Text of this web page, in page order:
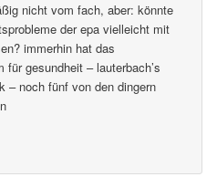
nicht vom fach, aber: könnte
der epa vielleicht mit
immerhin hat das
für gesundheit – lauterbach’s
– noch fünf von den dingern